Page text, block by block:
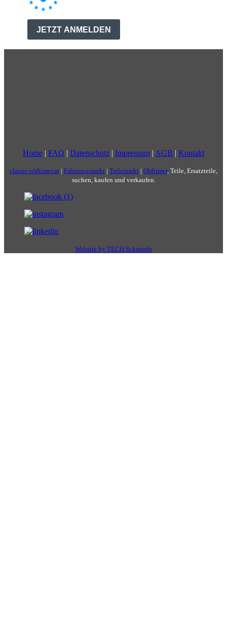
Home | FAQ | Datenschutz | Impressum | AGB | Kontakt
classic-oldtimer.at | Fahrzeugmarkt | Teilemarkt | Oldtimer, Teile, Ersatzteile,
suchen, kaufen und verkaufen.
Website by TECH Schmiede